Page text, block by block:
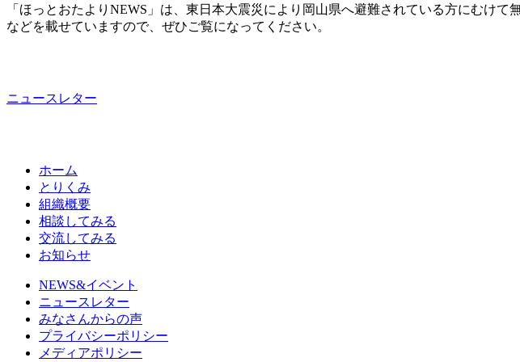
「ほっとおたよりNEWS」は、東日本大震災により岡山県へ避難されている方にむけ
などを載せていますので、ぜひご覧になってください。
ニュースレター
ホーム
とりくみ
組織概要
相談してみる
交流してみる
お知らせ
NEWS&イベント
ニュースレター
みなさんからの声
プライバシーポリシー
メディアポリシー